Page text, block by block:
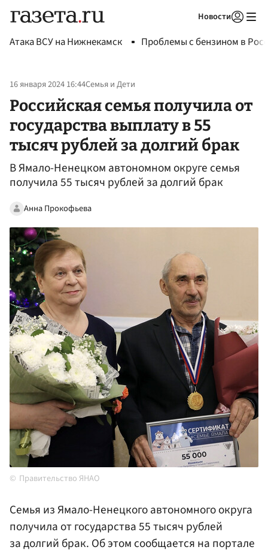
Новости
Атака ВСУ на Нижнекамск Проблемы с бензином в
16 января 2024 16:44Семья и Дети
Российская семья получила от
государства выплату в 55
тысяч рублей за долгий брак
В Ямало-Ненецком автономном округе семья
получила 55 тысяч рублей за долгий брак
Анна Прокофьева
Правительство ЯНАО
Семья из Ямало-Ненецкого автономного округа
получила от государства 55 тысяч рублей
за долгий брак. Об этом сообщается на портале